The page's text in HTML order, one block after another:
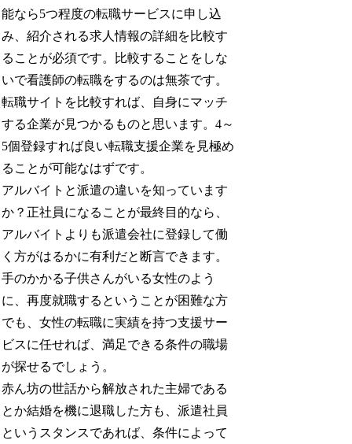
能なら5つ程度の転職サービスに申し込
み、紹介される求人情報の詳細を比較す
ることが必須です。比較することをしな
いで看護師の転職をするのは無茶です。
転職サイトを比較すれば、自身にマッチ
する企業が見つかるものと思います。4～
5個登録すれば良い転職支援企業を見極め
ることが可能なはずです。
アルバイトと派遣の違いを知っています
か？正社員になることが最終目的なら、
アルバイトよりも派遣会社に登録して働
く方がはるかに有利だと断言できます。
手のかかる子供さんがいる女性のよう
に、再度就職するということが困難な方
でも、女性の転職に実績を持つ支援サー
ビスに任せれば、満足できる条件の職場
が探せるでしょう。
赤ん坊の世話から解放された主婦である
とか結婚を機に退職した方も、派遣社員
というスタンスであれば、条件によって